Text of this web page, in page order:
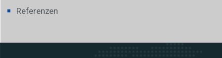
Referenzen